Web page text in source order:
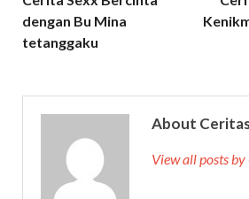
dengan Bu Mina
tetanggaku
About
View all posts